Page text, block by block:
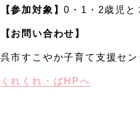
【参加対象】0・1・2歳児と
【お問い合わせ】
呉市すこやか子育て支援セ
くれくれ・ばHPへ